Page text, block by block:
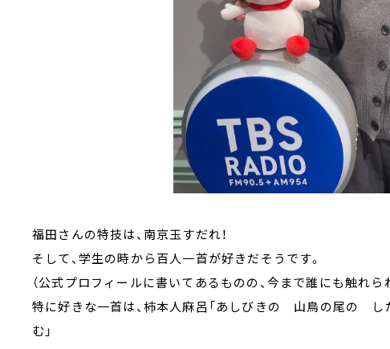
福田さんの特技は、南京玉すだれ！
そして、学生の時から百人一首が好きだそうです。
（公式プロフィールに書いてあるものの、今まで誰にも触れ
特に好きな一首は、柿本人麻呂「あしびきの 山鳥の尾の
む」